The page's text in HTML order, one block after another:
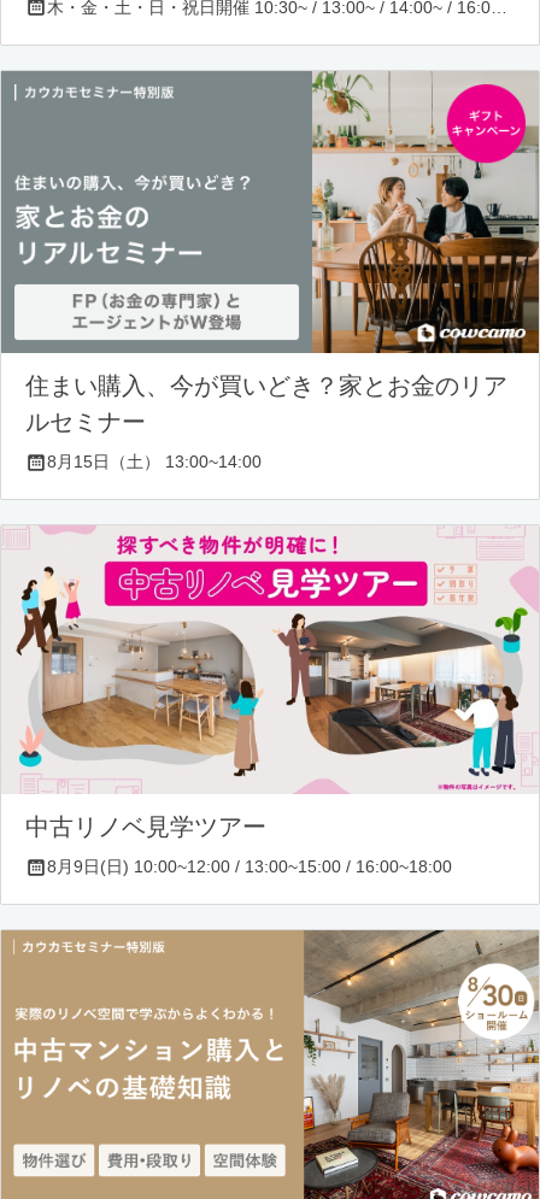
住まい購入、今が買いどき？家とお金のリア
ルセミナー
8月15日（土） 13:00~14:00
中古リノベ見学ツアー
8月9日(日) 10:00~12:00 / 13:00~15:00 / 16:00~18:00